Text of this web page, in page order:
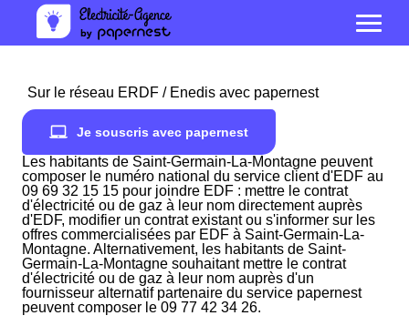
Sur le réseau ERDF / Enedis avec papernest
Je souscris avec papernest
Les habitants de Saint-Germain-La-Montagne peuvent
composer le numéro national du service client d'EDF au
09 69 32 15 15 pour joindre EDF : mettre le contrat
d'électricité ou de gaz à leur nom directement auprès
d'EDF, modifier un contrat existant ou s'informer sur les
offres commercialisées par EDF à Saint-Germain-La-
Montagne. Alternativement, les habitants de Saint-
Germain-La-Montagne souhaitant mettre le contrat
d'électricité ou de gaz à leur nom auprès d'un
fournisseur alternatif partenaire du service papernest
peuvent composer le 09 77 42 34 26.